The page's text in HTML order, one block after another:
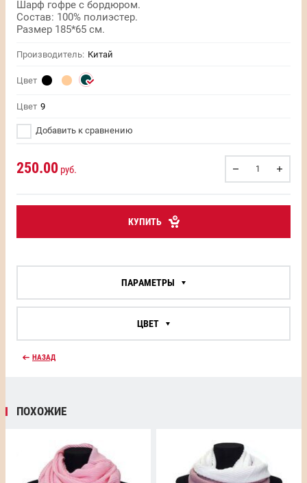
Шарф гофре с бордюром.
Состав: 100% полиэстер.
Размер 185*65 см.
Производитель: Китай
Цвет
Цвет 9
Добавить к сравнению
250.00 руб.
КУПИТЬ
ПАРАМЕТРЫ
ЦВЕТ
НАЗАД
ПОХОЖИЕ